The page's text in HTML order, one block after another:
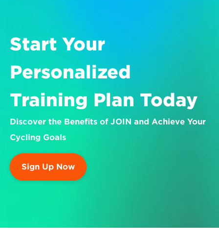
Start Your
Personalized
Training Plan Today
Discover the Benefits of JOIN and Achieve Your
Cycling Goals
Sign Up Now